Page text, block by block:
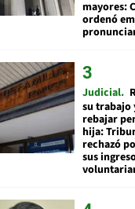
mayores:
ordenó
Judicial
su trabajo
rebajar
hija:
rechazó
sus